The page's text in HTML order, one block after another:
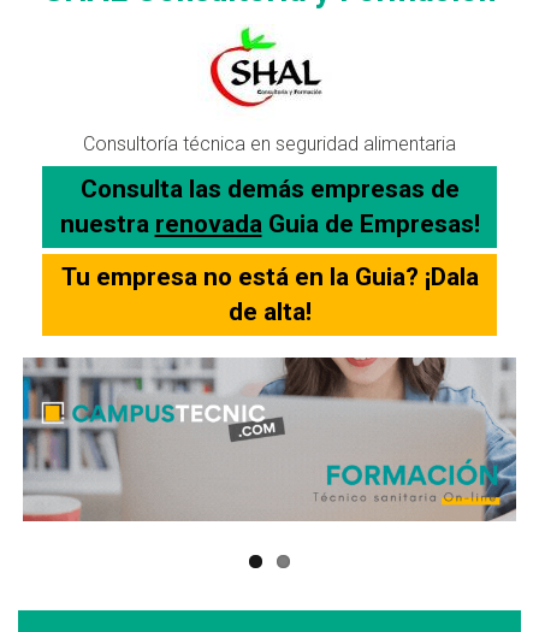
Consultoría técnica en seguridad alimentaria
Consulta las demás empresas de
nuestra renovadaGuia de Empresas!
Tu empresa no está en la Guia? ¡Dala
de alta!